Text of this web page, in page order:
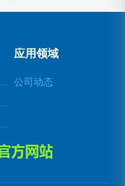
应用领域
公司动态